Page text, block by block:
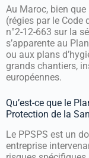
Au Maroc, bien
(régies par le Code
n°2-12-663 sur la
s’apparente au
ou aux plans
grands chantiers,
européennes.
Qu’est-ce que le
Protection de la
Le PPSPS est un
entreprise